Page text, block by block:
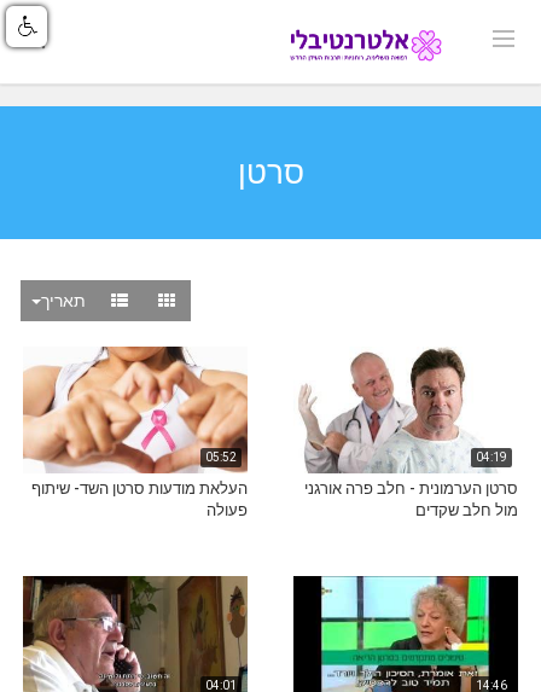
סרטן
תאריך
04:19
סרטן הערמונית - חלב פרה אורגני
מול חלב שקדים
05:52
העלאת מודעות סרטן השד- שיתוף
פעולה
14:46
04:01